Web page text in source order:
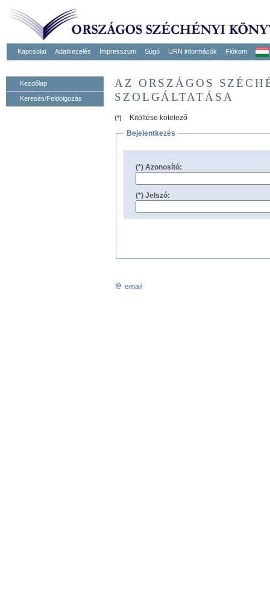
Kapcsolat Adatkezelés Impresszum Súgó URN informácók Fiókom
Kezdőlap
Keresés/Feldolgozás
AZ ORSZÁGOS
SZOLGÁLTATÁSA
(*)
Kitöltése kötelező
Bejelentkezés
(*) Azonosító:
(*) Jelszó:
email